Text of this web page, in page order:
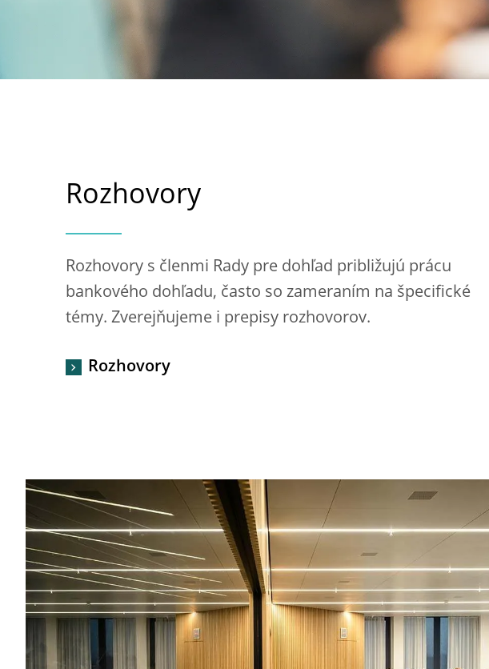
Rozhovory
Rozhovory s členmi Rady pre dohľad približujú prácu
bankového dohľadu, často so zameraním na špecifické
témy. Zverejňujeme i prepisy rozhovorov.
Rozhovory